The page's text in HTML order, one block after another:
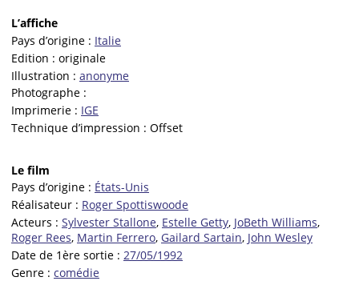
L’affiche
Pays d’origine : Italie
Edition : originale
Illustration : anonyme
Photographe :
Imprimerie : IGE
Technique d’impression : Offset
Le film
Pays d’origine : États-Unis
Réalisateur : Roger Spottiswoode
Acteurs : Sylvester Stallone, Estelle Getty, JoBeth Williams,
Roger Rees, Martin Ferrero, Gailard Sartain, John Wesley
Date de 1ère sortie : 27/05/1992
Genre : comédie